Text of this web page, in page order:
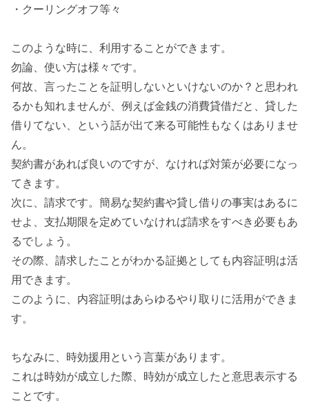
・クーリングオフ等々
このような時に、利用することができます。
勿論、使い方は様々です。
何故、言ったことを証明しないといけないのか？と思われ
るかも知れませんが、例えば金銭の消費貸借だと、貸した
借りてない、という話が出て来る可能性もなくはありませ
ん。
契約書があれば良いのですが、なければ対策が必要になっ
てきます。
次に、請求です。簡易な契約書や貸し借りの事実はあるに
せよ、支払期限を定めていなければ請求をすべき必要もあ
るでしょう。
その際、請求したことがわかる証拠としても内容証明は活
用できます。
このように、内容証明はあらゆるやり取りに活用ができま
す。
ちなみに、時効援用という言葉があります。
これは時効が成立した際、時効が成立したと意思表示する
ことです。